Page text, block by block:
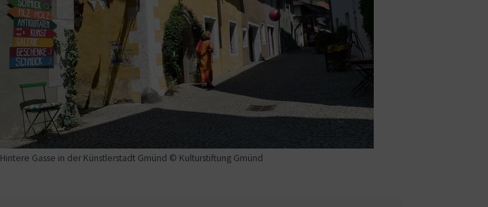
Hintere Gasse in der Künstlerstadt Gmünd © Kulturstiftung Gmünd